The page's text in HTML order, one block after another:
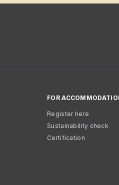
FOR
Register here
Sustainability check
Certification